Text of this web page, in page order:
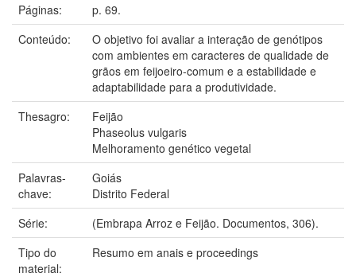
Páginas:
p. 69.
Conteúdo:
O objetivo foi avaliar a interação de genótipos
com ambientes em caracteres de qualidade de
grãos em feijoeiro-comum e a estabilidade e
adaptabilidade para a produtividade.
Thesagro:
Feijão
Phaseolus vulgaris
Melhoramento genético vegetal
Palavras-
chave:
Goiás
Distrito Federal
Série:
(Embrapa Arroz e Feijão. Documentos, 306).
Tipo do
material:
Resumo em anais e proceedings